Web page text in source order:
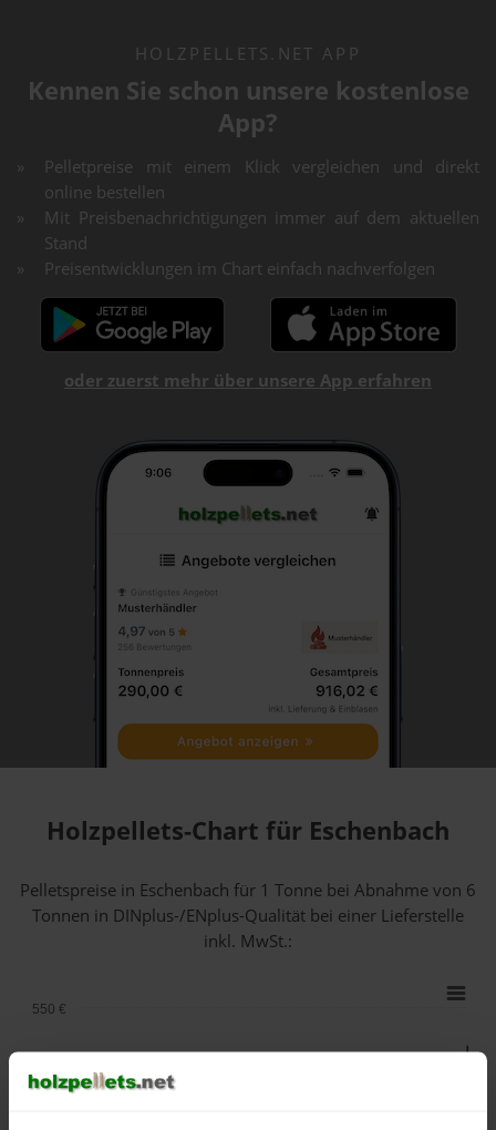
HOLZPELLETS.NET APP
Kennen Sie schon unsere kostenlose
App?
Pelletpreise mit einem Klick vergleichen und direkt
online bestellen
Mit Preisbenachrichtigungen immer auf dem aktuellen
Stand
Preisentwicklungen im Chart einfach nachverfolgen
oder zuerst mehr über unsere App erfahren
Holzpellets-Chart für Eschenbach
Pelletspreise in Eschenbach für 1 Tonne bei Abnahmevon 6
Tonnen in DINplus-/ENplus-Qualität bei einer Lieferstelle
inkl. MwSt.:
550 €